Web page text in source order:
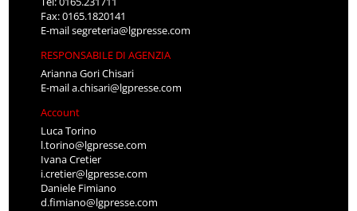
Fax: 0165.1820141
E-mailsegreteria@lgpresse.com
RESPONSABILE DI AGENZIA
Arianna Gori Chisari
E-maila.chisari@lgpresse.com
Account
Luca Torino
l.torino@lgpresse.com
Ivana Cretier
i.cretier@lgpresse.com
Daniele Fimiano
d.fimiano@lgpresse.com